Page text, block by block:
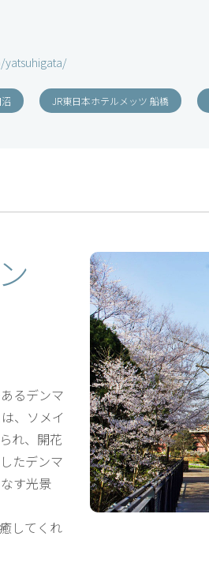
yatsuhigata/
JR東日本ホテルメッツ 船橋
るデンマ
、ソメイ
れ、開花
たデンマ
す光景
してくれ